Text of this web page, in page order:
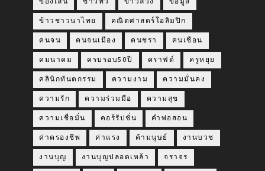
ข้าวชาวนาไทย คณิตศาสตร์โอลิมปิก
คนจน คนจนเมือง คนชรา คนเชือน
คมนาคม ครบรอบ50ปี คราฟต์ ครูหยุย
คลินิกทันตกรรม ความงาม ความมั่นคง
ความรัก ความร่วมมือ ความสุข
ความเชื่อมั่น คอร์รัปชั่น คำพ่อสอน
ค่าครองชีพ ค่าแรง ค้ามนุษย์ งานบวช
งานบุญ งานบุญปลอดเหล้า จราจร